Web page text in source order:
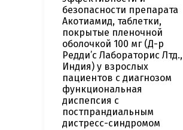
безопасности препарата
Акотиамид, таблетки,
покрытые пленочной
оболочкой 100 мг (Д-р
Редди’с Лабораторис Лтд.,
Индия) у взрослых
пациентов с диагнозом
функциональная
диспепсия с
постпрандиальным
дистресс-синдромом